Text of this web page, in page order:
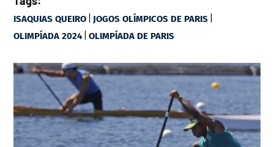
ISAQUIAS QUEIRO | JOGOS OLÍMPICOS DE PARIS |
OLIMPÍADA 2024|OLIMPÍADA DE PARIS